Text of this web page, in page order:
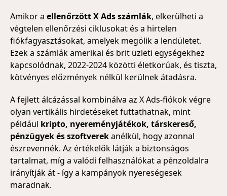
Amikor a ellenőrzött X Ads számlák, elkerülheti a
végtelen ellenőrzési ciklusokat és a hirtelen
fiókfagyasztásokat, amelyek megölik a lendületet.
Ezek a számlák amerikai és brit üzleti egységekhez
kapcsolódnak, 2022-2024 közötti életkorúak, és tiszta,
kötvényes előzmények nélkül kerülnek átadásra.
A fejlett álcázással kombinálva az X Ads-fiókok végre
olyan vertikális hirdetéseket futtathatnak, mint
például kripto, nyereményjátékok, társkereső,
pénzügyek és szoftverekanélkül, hogy azonnal
észrevennék. Az értékelők látják a biztonságos
tartalmat, míg a valódi felhasználókat a pénzoldalra
irányítják át - így a kampányok nyereségesek
maradnak.